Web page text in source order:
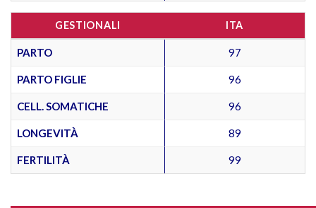
GESTIONALI ITA
PARTO 97
PARTO FIGLIE 96
CELL. SOMATICHE 96
LONGEVITÀ 89
FERTILITÀ 99